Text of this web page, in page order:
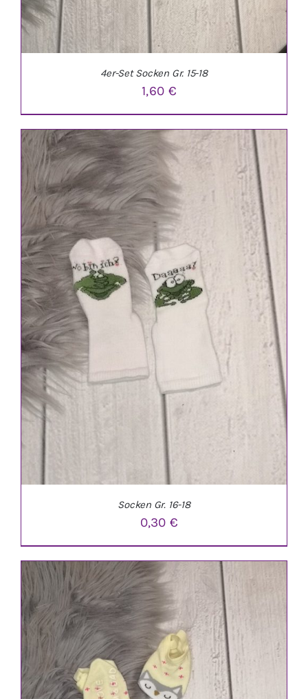
IN DEN WARENKORB
4er-Set Socken Gr. 15-18
1,60 €
IN DEN WARENKORB / DETAILS
Socken Gr. 16-18
0,30€